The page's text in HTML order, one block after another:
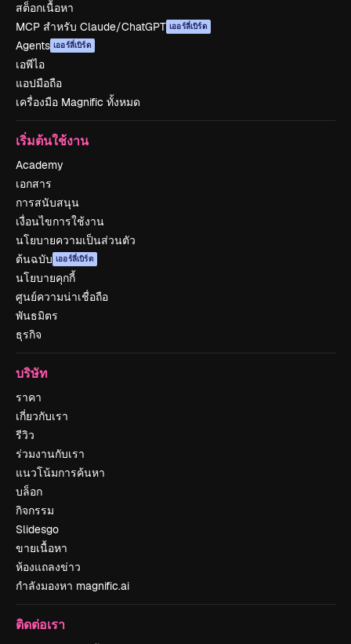
สต็อกเนื้อหา
MCP สำหรับ Claude/ChatGPT เออร์ลี่เบิร์ด
Agents เออร์ลี่เบิร์ด
เอพีไอ
แอปมือถือ
เครื่องมือ Magnific ทั้งหมด
เริ่มต้นใช้งาน
Academy
เอกสาร
การสนับสนุน
เงื่อนไขการใช้งาน
นโยบายความเป็นส่วนตัว
ต้นฉบับ เออร์ลี่เบิร์ด
นโยบายคุกกี้
ศูนย์ความน่าเชื่อถือ
พันธมิตร
ธุรกิจ
บริษัท
ราคา
เกี่ยวกับเรา
รีวิว
ร่วมงานกับเรา
แนวโน้มการค้นหา
บล็อก
กิจกรรม
Slidesgo
ขายเนื้อหา
ห้องแถลงข่าว
กำลังมองหา magnific.ai
ติดต่อเรา